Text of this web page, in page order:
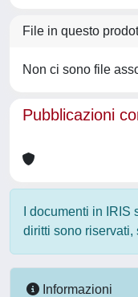
File in questo
Non ci sono file
Pubblicazioni
I documenti in
diritti sono
Informazioni